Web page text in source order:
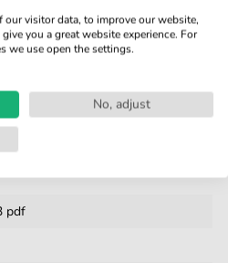
Kauf
pdf
our visitor data, to improve our website,
you a great website experience. For
we use open the settings.
No, adjust